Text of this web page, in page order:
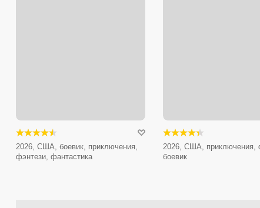
2026, США, боевик, приключения,
фэнтези, фантастика
2026, США, приключения,
боевик